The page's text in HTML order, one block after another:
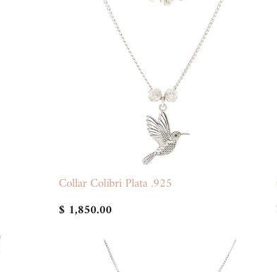
Collar Colibri Plata .925
$ 1,850.00